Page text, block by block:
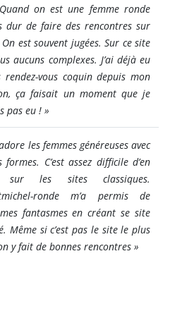
on est une femme ronde
dur de faire des rencontres sur
est souvent jugées. Sur ce site
aucuns complexes. J’ai déjà eu
rendez-vous coquin depuis mon
ça faisait un moment que je
pas eu ! »
les femmes généreuses avec
formes. C’est assez difficile d’en
sur les sites classiques.
ronde m’a permis de
fantasmes en créant se site
Même si c’est pas le site le plus
y fait de bonnes rencontres »